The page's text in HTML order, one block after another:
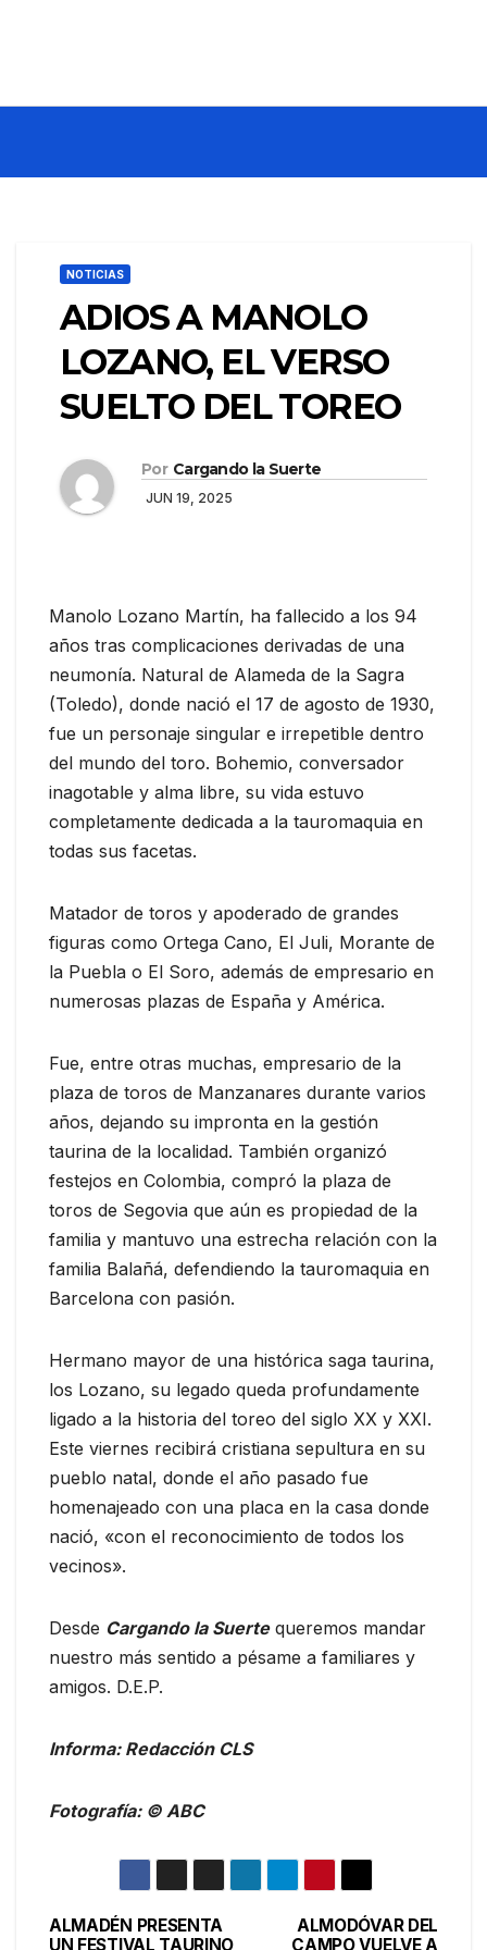
NOTICIAS
ADIOS A MANOLO
LOZANO, EL VERSO
SUELTO DEL TOREO
Por Cargando la Suerte
JUN 19, 2025
Manolo Lozano Martín, ha fallecido a los 94
años tras complicaciones derivadas de una
neumonía. Natural de Alameda de la Sagra
(Toledo), donde nació el 17 de agosto de 1930,
fue un personaje singular e irrepetible dentro
del mundo del toro. Bohemio, conversador
inagotable y alma libre, su vida estuvo
completamente dedicada a la tauromaquia en
todas sus facetas.
Matador de toros y apoderado de grandes
figuras como Ortega Cano, El Juli, Morante de
la Puebla o El Soro, además de empresario en
numerosas plazas de España y América.
Fue, entre otras muchas, empresario de la
plaza de toros de Manzanares durante varios
años, dejando su impronta en la gestión
taurina de la localidad. También organizó
festejos en Colombia, compró la plaza de
toros de Segovia que aún es propiedad de la
familia y mantuvo una estrecha relación con la
familia Balañá, defendiendo la tauromaquia en
Barcelona con pasión.
Hermano mayor de una histórica saga taurina,
los Lozano, su legado queda profundamente
ligado a la historia del toreo del siglo XX y XXI.
Este viernes recibirá cristiana sepultura en su
pueblo natal, donde el año pasado fue
homenajeado con una placa en la casa donde
nació, «con el reconocimiento de todos los
vecinos».
Desde Cargando la Suertequeremos mandar
nuestro más sentido a pésame a familiares y
amigos. D.E.P.
Informa: Redacción CLS
Fotografía: © ABC
ALMODÓVAR DEL
CAMPO VUELVE A
ALMADÉN PRESENTA
UN FESTIVAL TAURINO